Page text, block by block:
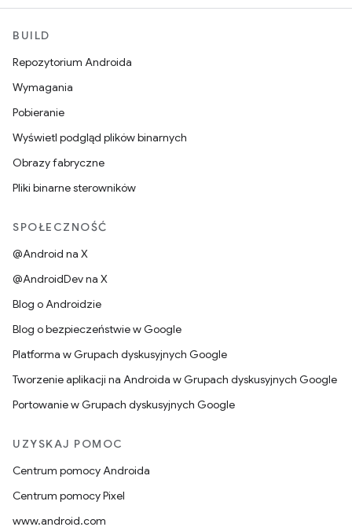
BUILD
Repozytorium Androida
Wymagania
Pobieranie
Wyświetl podgląd plików binarnych
Obrazy fabryczne
Pliki binarne sterowników
SPOŁECZNOŚĆ
@Android na X
@AndroidDev na X
Blog o Androidzie
Blog o bezpieczeństwie w Google
Platforma w Grupach dyskusyjnych Google
Tworzenie aplikacji na Androida w Grupach dyskusyjnych Google
Portowanie w Grupach dyskusyjnych Google
UZYSKAJ POMOC
Centrum pomocy Androida
Centrum pomocy Pixel
www.android.com